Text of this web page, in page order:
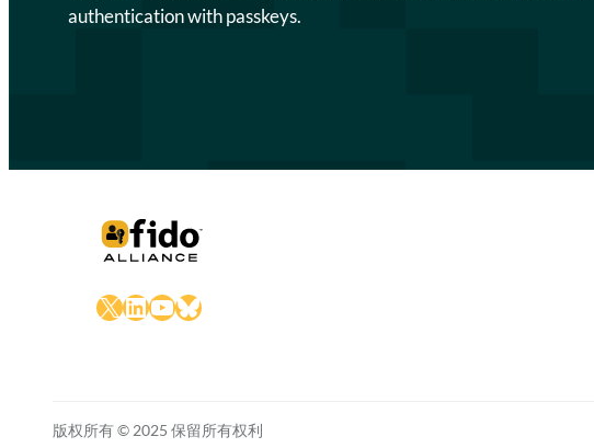
authentication with passkeys.
X LinkedIn
YouTube
Bluesky
版权所有 © 2025 保留所有权利